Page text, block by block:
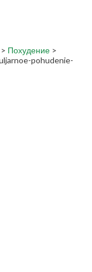
> Похудение >
pohudenie-